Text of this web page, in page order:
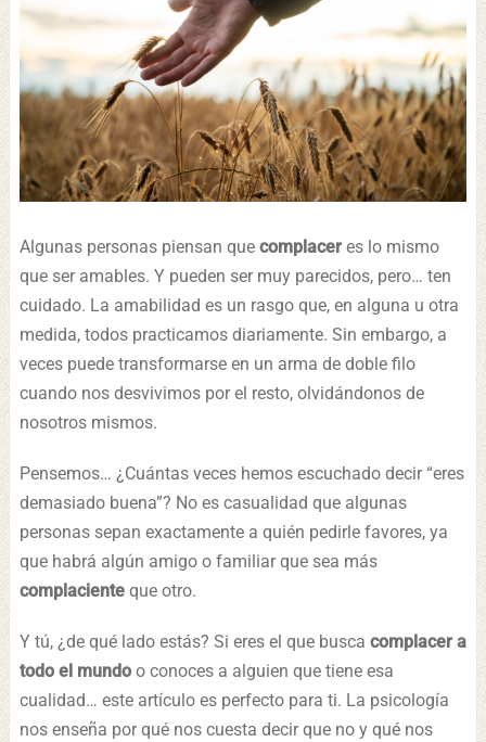
Algunas personas piensan que complacer es lo mismo
que ser amables. Y pueden ser muy parecidos, pero… ten
cuidado. La amabilidad es un rasgo que, en alguna u otra
medida, todos practicamos diariamente. Sin embargo, a
veces puede transformarse en un arma de doble filo
cuando nos desvivimos por el resto, olvidándonos de
nosotros mismos.
Pensemos… ¿Cuántas veces hemos escuchado decir “eres
demasiado buena”? No es casualidad que algunas
personas sepan exactamente a quién pedirle favores, ya
que habrá algún amigo o familiar que sea más
complaciente que otro.
Y tú, ¿de qué lado estás? Si eres el que busca complacer a
todo el mundoo conoces a alguien que tiene esa
cualidad… este artículo es perfecto para ti. La psicología
nos enseña por qué nos cuesta decir que no y qué nos